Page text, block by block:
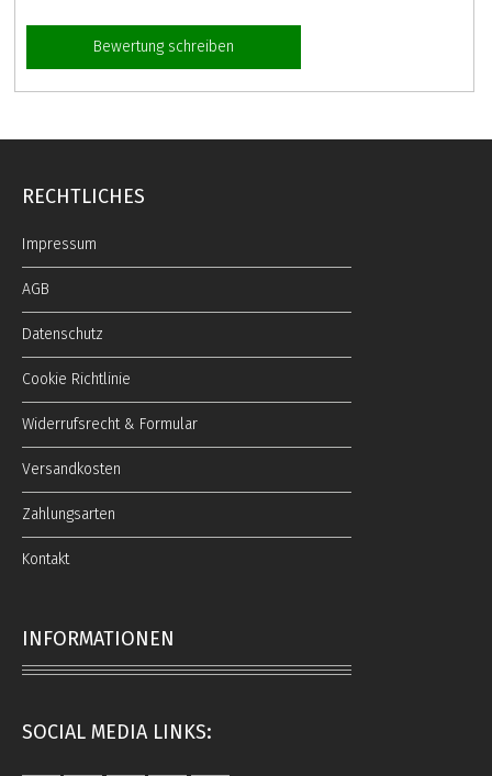
Bewertung schreiben
RECHTLICHES
Impressum
AGB
Datenschutz
Cookie Richtlinie
Widerrufsrecht & Formular
Versandkosten
Zahlungsarten
Kontakt
INFORMATIONEN
SOCIAL MEDIA LINKS: